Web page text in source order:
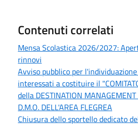
Contenuti correlati
Mensa Scolastica 2026/2027:
rinnovi
Avviso pubblico per
interessati a costituire il
della DESTINATION
D.M.O. DELL'AREA FLEGREA
Chiusura dello sportello dedicato